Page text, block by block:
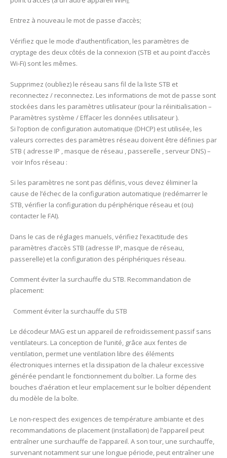
Entrez à nouveau le mot de passe d’accès;
Vérifiez que le mode d’authentification, les paramètres de
cryptage des deux côtés de la connexion (STB et au point d’accès
Wi-Fi) sont les mêmes.
Supprimez (oubliez) le réseau sans fil de la liste STB et
reconnectez / reconnectez. Les informations de mot de passe sont
stockées dans les paramètres utilisateur (pour la réinitialisation –
Paramètres système / Effacer les données utilisateur ).
Si l’option de configuration automatique (DHCP) est utilisée, les
valeurs correctes des paramètres réseau doivent être définies par
STB ( adresse IP , masque de réseau , passerelle , serveur DNS) –
voir Infos réseau :
Si les paramètres ne sont pas définis, vous devez éliminer la
cause de l’échec de la configuration automatique (redémarrer le
STB, vérifier la configuration du périphérique réseau et (ou)
contacter le FAI).
Dans le cas de réglages manuels, vérifiez l’exactitude des
paramètres d’accès STB (adresse IP, masque de réseau,
passerelle) et la configuration des périphériques réseau.
Comment éviter la surchauffe du STB. Recommandation de
placement:
Comment éviter la surchauffe du STB
Le décodeur MAG est un appareil de refroidissement passif sans
ventilateurs. La conception de l’unité, grâce aux fentes de
ventilation, permet une ventilation libre des éléments
électroniques internes et la dissipation de la chaleur excessive
générée pendant le fonctionnement du boîtier. La forme des
bouches d’aération et leur emplacement sur le boîtier dépendent
du modèle de la boîte.
Le non-respect des exigences de température ambiante et des
recommandations de placement (installation) de l’appareil peut
entraîner une surchauffe de l’appareil. A son tour, une surchauffe,
survenant notamment sur une longue période, peut entraîner une